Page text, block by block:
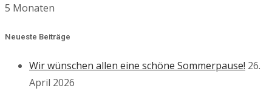
5 Monaten
Neueste Beiträge
Wir wünschen allen eine schöne Sommerpause! 26.
April 2026